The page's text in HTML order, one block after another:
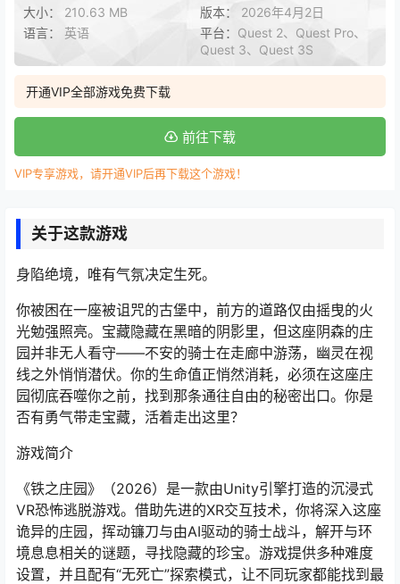
大小： 210.63 MB 版本： 2026年4月2日
语言： 英语 平台： Quest 2、Quest Pro、
Quest 3、Quest 3S
开通VIP全部游戏免费下载
前往下载
VIP专享游戏，请开通VIP后再下载这个游戏！
关于这款游戏
身陷绝境，唯有气氛决定生死。
你被困在一座被诅咒的古堡中，前方的道路仅由摇曳的火
光勉强照亮。宝藏隐藏在黑暗的阴影里，但这座阴森的庄
园并非无人看守——不安的骑士在走廊中游荡，幽灵在视
线之外悄悄潜伏。你的生命值正悄然消耗，必须在这座庄
园彻底吞噬你之前，找到那条通往自由的秘密出口。你是
否有勇气带走宝藏，活着走出这里？
游戏简介
《铁之庄园》（2026）是一款由Unity引擎打造的沉浸式
VR恐怖逃脱游戏。借助先进的XR交互技术，你将深入这座
诡异的庄园，挥动镰刀与由AI驱动的骑士战斗，解开与环
境息息相关的谜题，寻找隐藏的珍宝。游戏提供多种难度
设置，并且配有“无死亡”探索模式，让不同玩家都能找到最